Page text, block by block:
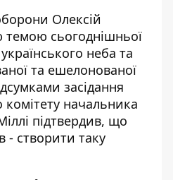
Олексій
темою сьогоднішньої
неба та
та ешелонованої
засідання
начальника
підтвердив, що
- створити таку